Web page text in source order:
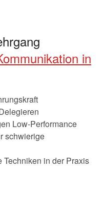
in
Low-Performance
schwierige
Techniken in der Praxis